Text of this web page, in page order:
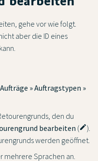
gehe vor wie folgt.
aber die ID eines
» Auftragstypen »
den du
bearbeiten (edit).
werden geöffnet.
mehrere Sprachen an.